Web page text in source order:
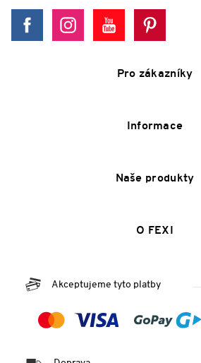
Pro zákazníky
Informace
Naše produkty
O FEXI
Akceptujeme tyto platby